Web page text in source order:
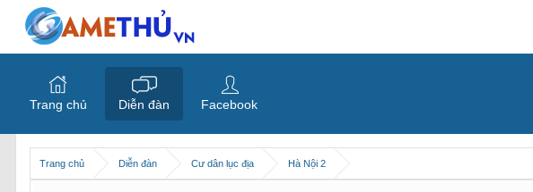
Trang chủ Diễn đàn Cư dân lục địa Hà Nội 2
Trang chủ Diễn đàn Facebook